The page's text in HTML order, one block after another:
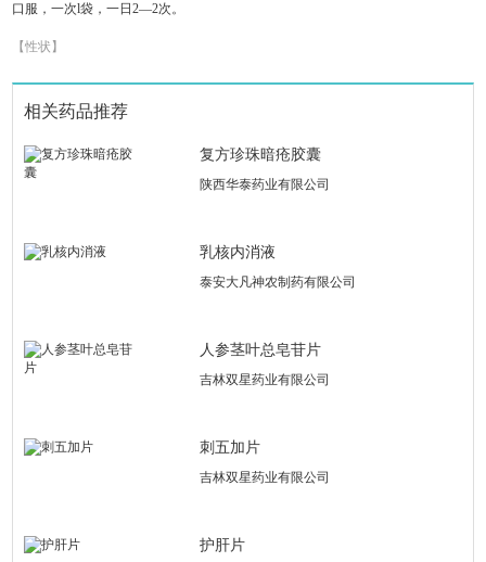
口服，一次l袋，一日2—2次。
【性状】
相关药品推荐
复方珍珠暗疮胶囊
陕西华泰药业有限公司
乳核内消液
泰安大凡神农制药有限公司
人参茎叶总皂苷片
吉林双星药业有限公司
刺五加片
吉林双星药业有限公司
护肝片